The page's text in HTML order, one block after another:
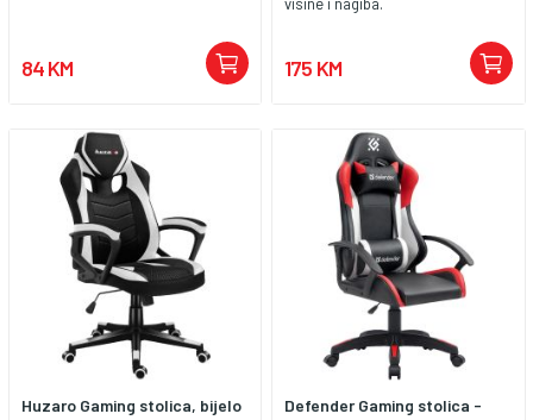
84 KM 175 KM
Huzaro Gaming stolica, bijelo
Defender Gaming stolica -